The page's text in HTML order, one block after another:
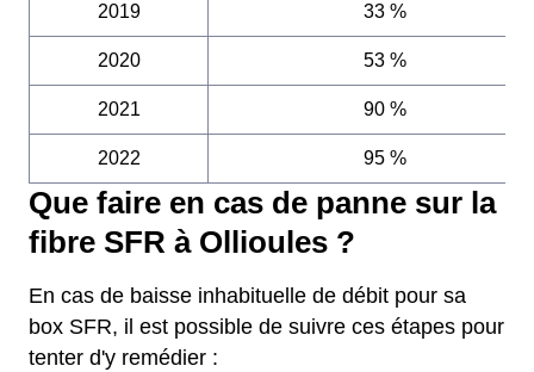
2019 33 %
2020 53 %
2021 90 %
2022 95 %
Que faire en cas de panne sur la
fibre SFR à Ollioules ?
En cas de baisse inhabituelle de débit pour sa
box SFR, il est possible de suivre ces étapes pour
tenter d'y remédier :